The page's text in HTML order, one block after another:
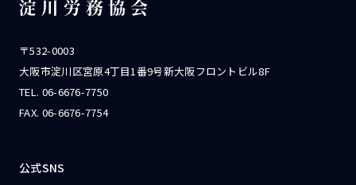
〒532-0003
大阪市淀川区宮原4丁目1番9号新大阪フロントビル8F
TEL. 06-6676-7750
FAX. 06-6676-7754
公式SNS